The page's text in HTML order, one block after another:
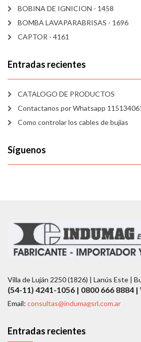
BOBINA DE IGNICION - 1458
BOMBA LAVAPARABRISAS - 1696
CAPTOR - 4161
Entradas recientes
CATALOGO DE PRODUCTOS
Contactanos por Whatsapp
Como controlar los cables de bujías
Síguenos
Villa de Luján 2250 (1826) | Lanús Este |
(54-11) 4241-1056 | 0800 666 8884
Email: consultas@indumagsrl.com.ar
Entradas recientes